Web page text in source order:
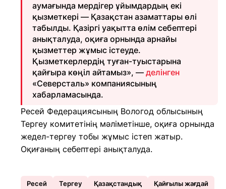
аумағында мердігер ұйымдардың екі
қызметкері — Қазақстан азаматтары өлі
табылды. Қазіргі уақытта өлім себептері
анықталуда, оқиға орнында арнайы
қызметтер жұмыс істеуде.
Қызметкерлердің туған-туыстарына
қайғыра көңіл айтамыз», — делінген
«Северсталь» компаниясының
хабарламасында.
Ресей Федерациясының Вологод облысының
Тергеу комитетінің мәліметінше, оқиға орнында
жедел-тергеу тобы жұмыс істеп жатыр.
Оқиғаның себептері анықталуда.
Ресей Тергеу Қазақстандық
Қайғылы жағдай